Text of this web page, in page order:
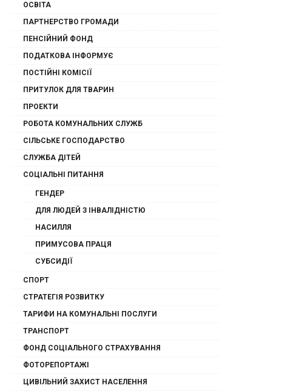
ОСВІТА
ПАРТНЕРСТВО ГРОМАДИ
ПЕНСІЙНИЙ ФОНД
ПОДАТКОВА ІНФОРМУЄ
ПОСТІЙНІ КОМІСІЇ
ПРИТУЛОК ДЛЯ ТВАРИН
ПРОЕКТИ
РОБОТА КОМУНАЛЬНИХ СЛУЖБ
СІЛЬСЬКЕ ГОСПОДАРСТВО
СЛУЖБА ДІТЕЙ
СОЦІАЛЬНІ ПИТАННЯ
ГЕНДЕР
ДЛЯ ЛЮДЕЙ З ІНВАЛІДНІСТЮ
НАСИЛЛЯ
ПРИМУСОВА ПРАЦЯ
СУБСИДІЇ
СПОРТ
СТРАТЕГІЯ РОЗВИТКУ
ТАРИФИ НА КОМУНАЛЬНІ ПОСЛУГИ
ТРАНСПОРТ
ФОНД СОЦІАЛЬНОГО СТРАХУВАННЯ
ФОТОРЕПОРТАЖІ
ЦИВІЛЬНИЙ ЗАХИСТ НАСЕЛЕННЯ